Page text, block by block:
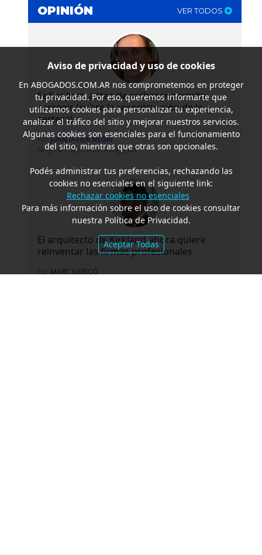
OPINIÓN VER TODOS
Señor Juez, antes de rechazar permita
corregir (sobre la recontrucción de la
certeza)
PorJUAN JAVIER NEGRI
Negri & Pueyrredón Abogados
El arquitecto de Kirkland ahora quiere
reinventar las firmas profesionales
MARC GERICÓ
Aviso de privacidad y uso de cookies
En ABOGADOS.COM.ARnos comprometemos en proteger
tu privacidad. Por eso, queremos informarte que
utilizamos cookies para personalizar tu experiencia,
analizar el tráfico del sitio y mejorar nuestros servicios.
Algunas cookies son esenciales para el funcionamiento
del sitio, mientras que otras son opcionales.
Podés administrar tus preferencias, rechazando las
cookies no esenciales en el siguiente link:
Rechazar cookies no esenciales
Para más información sobre el uso de cookies consultar
nuestra Política de Privacidad.
Aceptar Todas